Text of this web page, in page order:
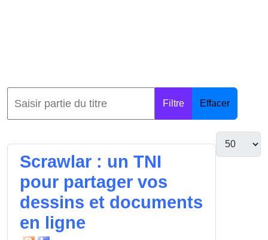
Filtre Effacer
Scrawlar : un TNI
pour partager vos
dessins et documents
en ligne